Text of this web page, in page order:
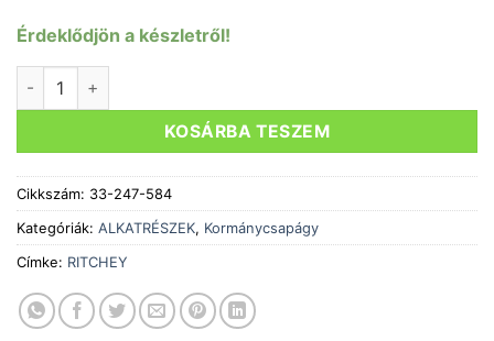
Érdeklődjön a készletről!
KOSÁRBA TESZEM
Cikkszám: 33-247-584
Kategóriák: ALKATRÉSZEK, Kormánycsapágy
Címke: RITCHEY